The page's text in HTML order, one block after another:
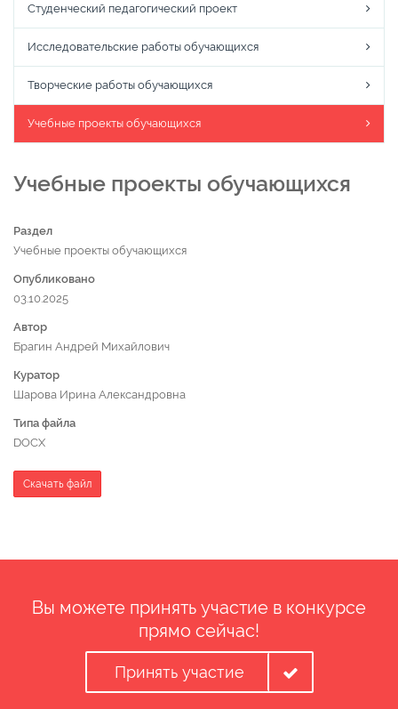
Студенческий педагогический проект
Исследовательские работы обучающихся
Творческие работы обучающихся
Учебные проекты обучающихся
Учебные проекты обучающихся
Раздел
Учебные проекты обучающихся
Опубликовано
03.10.2025
Автор
Брагин Андрей Михайлович
Куратор
Шарова Ирина Александровна
Типа файла
DOCX
Скачать файл
Вы можете принять участие в конкурсе
прямо сейчас!
Принять участие